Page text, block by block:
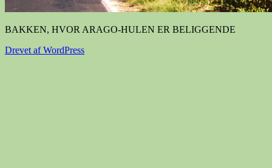
BAKKEN, HVOR ARAGO-HULEN ER BELIGGENDE
Drevet af WordPress